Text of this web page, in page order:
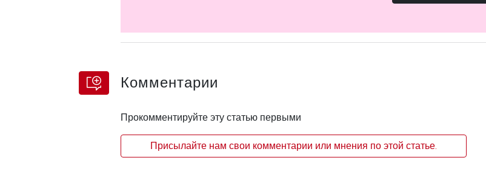
Комментарии
Прокомментируйте эту статью первыми
Присылайте нам свои комментарии или мнения по этой статье.